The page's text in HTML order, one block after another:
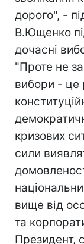
дорого", -
В.Ющенко
дочасні
"Проте не
вибори - це
кризових
сили
вище від
та
Президент,